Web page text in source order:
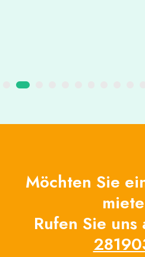
Möchten Sie
Rufen Sie uns